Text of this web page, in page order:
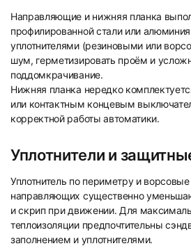
Направляющие и нижняя планка
профилированной стали или
уплотнителями (резиновыми или
шум, герметизировать проём и
поддомкрачивание.
Нижняя планка нередко
или контактным концевым
корректной работы автоматики.
Уплотнители и
Уплотнитель по периметру и ворсовые
направляющих существенно
и скрип при движении. Для
теплоизоляции предпочтительны
заполнением и уплотнителями.